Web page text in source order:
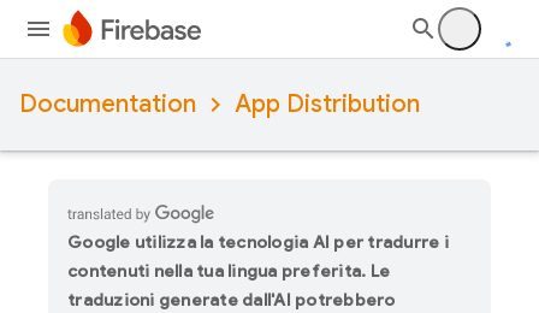
Documentation App Distribution
Google utilizza la tecnologia AI per tradurre i
contenuti nella tua lingua preferita. Le
traduzioni generate dall'AI potrebbero